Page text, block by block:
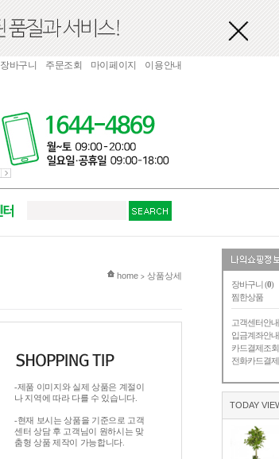
장바구니 (0)
찜한상품
고객센터안내
입금계좌안내
카드결제조회
전화카드결제
TODAY
장바구니 주문조회 마이페이지 이용안내
현재 위치
home > 상품상세
-제품 이미지와 실제 상품은 계절이
나 지역에 따라 다를 수 있습니다.
-현재 보시는 상품을 기준으로 고객
센터 상담 후 고객님이 원하시는 맞
춤형 상품 제작이 가능합니다.